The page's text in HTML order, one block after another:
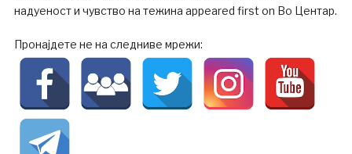
надуеност и чувство на тежина appeared first on Во Центар.
Пронајдете не на следниве мрежи: